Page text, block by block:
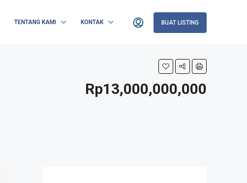
TENTANG KAMI KONTAK BUAT LISTING
Rp13,000,000,000